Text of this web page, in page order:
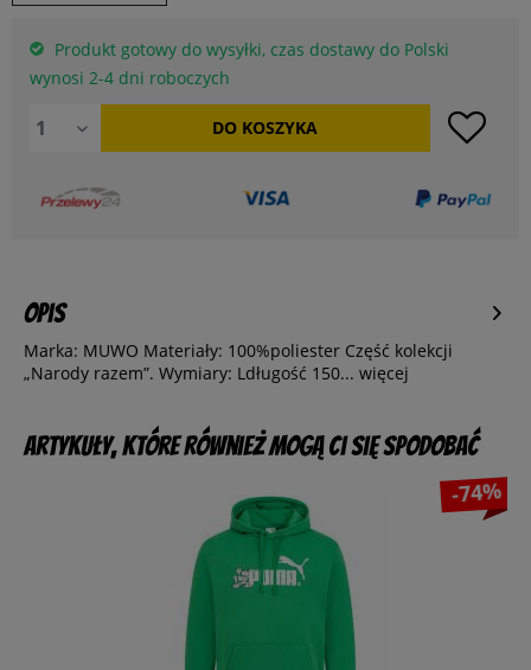
Produkt gotowy do wysyłki, czas dostawy do Polski
wynosi 2-4 dni roboczych
DO KOSZYKA
Opis
Marka: MUWO Materiały: 100%poliester Część kolekcji
„Narody razem”. Wymiary: Ldługość 150... więcej
Artykuły, które również mogą Ci się spodobać
-74%